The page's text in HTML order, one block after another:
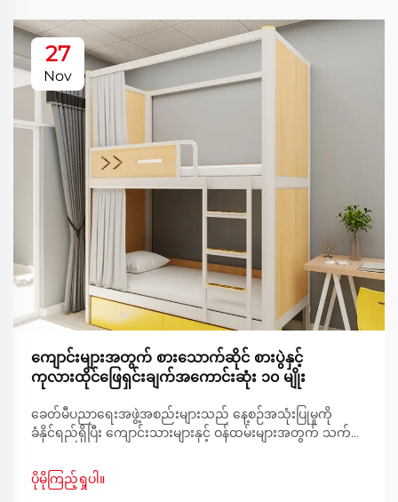
27
Nov
ကျောင်းများအတွက် စားသောက်ဆိုင် စားပွဲနှင့်
ကုလားထိုင်ဖြေရှင်းချက်အကောင်းဆုံး ၁၀ မျိုး
ခေတ်မီပညာရေးအဖွဲ့အစည်းများသည် နေ့စဉ်အသုံးပြုမှုကို
ခံနိုင်ရည်ရှိပြီး ကျောင်းသားများနှင့် ဝန်ထမ်းများအတွက် သက်
သော ပရိဘောဂများကို လိုအပ်ပါသည်။ ကျောင်းများ၏
စားသောက်ဆိုင်နှင့် ထမင်းစားခန်းများသည် ကျောင်းသားများ
ပိုမိုကြည့်ရှုပါ။